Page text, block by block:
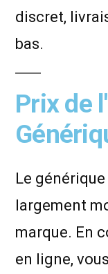
discret,
bas.
Prix de
Le
largement
marque. En
en ligne,